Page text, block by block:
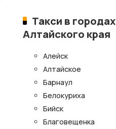
Такси в городах
Алтайского края
Алейск
Алтайское
Барнаул
Белокуриха
Бийск
Благовещенка